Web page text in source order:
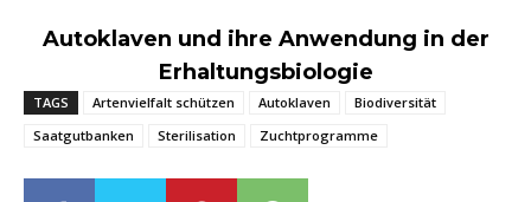
Autoklaven und ihre Anwendung in der
Erhaltungsbiologie
TAGS Artenvielfalt schützen Autoklaven
Biodiversität
Saatgutbanken
Sterilisation Zuchtprogramme